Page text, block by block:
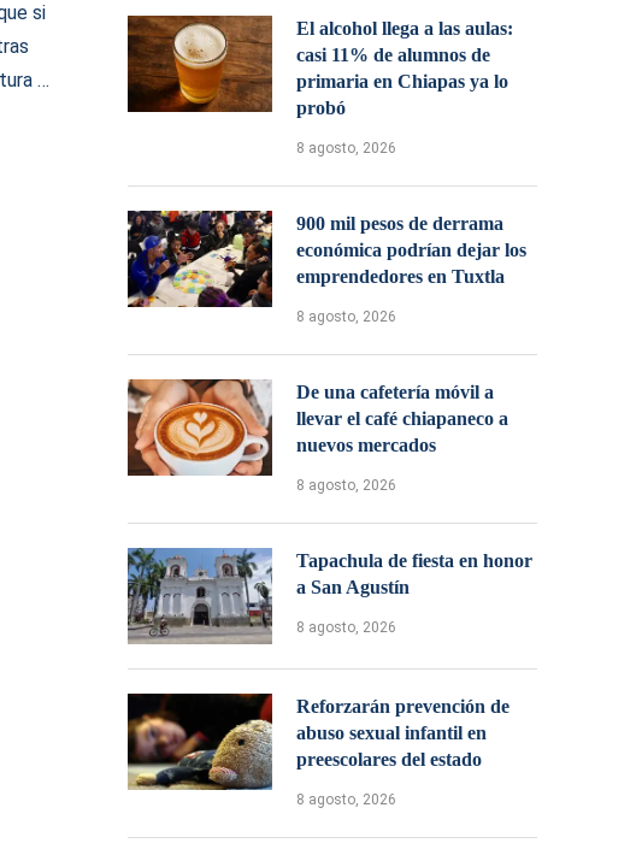
si
…
El alcohol llega a las aulas:
casi 11% de alumnos de
primaria en Chiapas ya lo
probó
8 agosto, 2026
900 mil pesos de derrama
económica podrían dejar los
emprendedores en Tuxtla
8 agosto, 2026
De una cafetería móvil a
llevar el café chiapaneco a
nuevos mercados
8 agosto, 2026
Tapachula de fiesta en honor
a San Agustín
8 agosto, 2026
Reforzarán prevención de
abuso sexual infantil en
preescolares del estado
8 agosto, 2026